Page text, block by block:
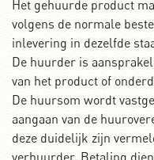
Het gehuurde product
volgens de normale
inlevering in dezelfde
De huurder is
van het product of
De huursom wordt
aangaan van de
deze duidelijk zijn
verhuurder. Betaling